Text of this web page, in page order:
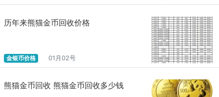
历年来熊猫金币回收价格
金银币价格 01月02号
熊猫金币回收 熊猫金币回收多少钱